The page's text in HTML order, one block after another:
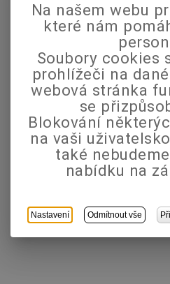
Na našem webu
které nám
Soubory cookies
prohlížeči na
webová stránka
se
Blokování
na vaši
také
nabídku na
Nastavení Odmítnout vše